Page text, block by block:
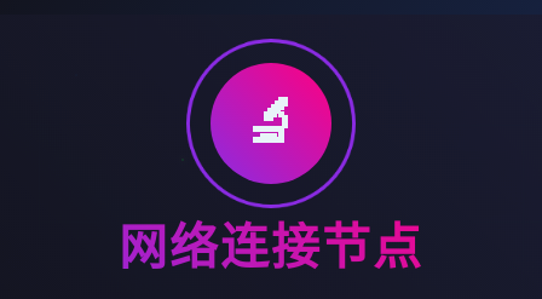
🔬
网络连接节点